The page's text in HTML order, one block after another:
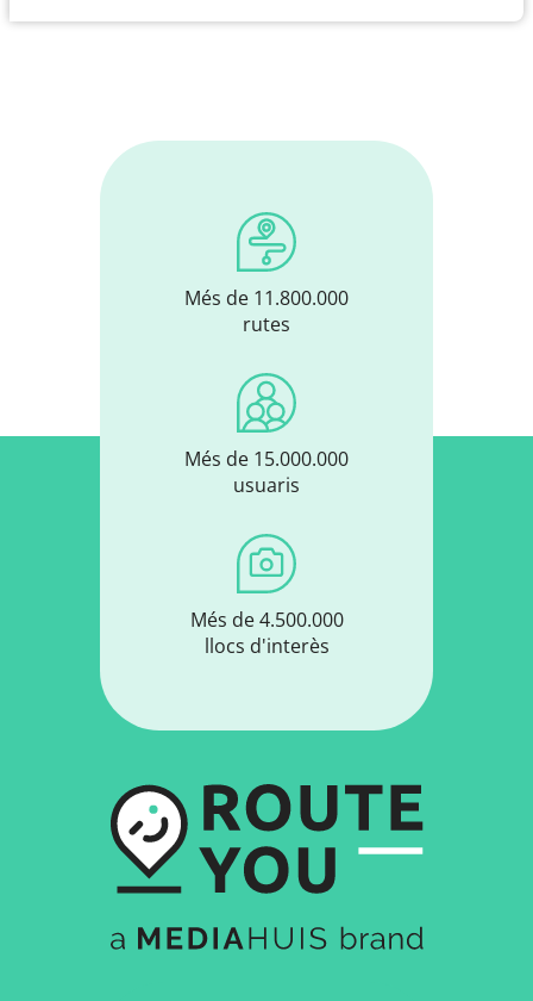
Més de 11.800.000
rutes
Més de 15.000.000
usuaris
Més de 4.500.000
llocs d'interès